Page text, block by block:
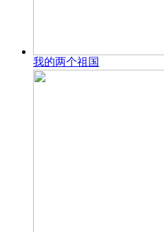
我的两个祖国